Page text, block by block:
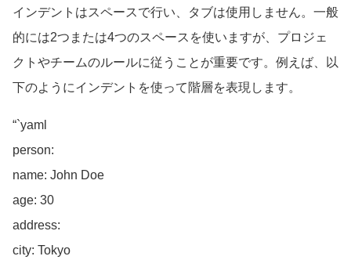
インデントはスペースで行い、タブは使用しません。一般
的には2つまたは4つのスペースを使いますが、プロジェ
クトやチームのルールに従うことが重要です。例えば、以
下のようにインデントを使って階層を表現します。
“`yaml
person:
name: John Doe
age: 30
address:
city: Tokyo